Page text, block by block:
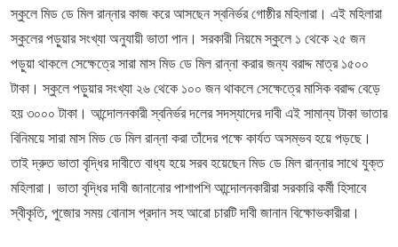
স্কুলে মিড ডে মিল রান্নার কাজ করে আসছেন স্বনির্ভর গোষ্ঠীর মহিলারা। এই মহিলারা
স্কুলের পড়ুয়ার সংখ্যা অনুযায়ী ভাতা পান। সরকারী নিয়মে স্কুলে ১ থেকে ২৫ জন
পড়ুয়া থাকলে সেক্ষেত্রে সারা মাস মিড ডে মিল রান্না করার জন্য বরাদ্দ মাত্র ১৫০০
টাকা। স্কুলে পড়ুয়ার সংখ্যা ২৬ থেকে ১০০ জন থাকলে সেক্ষেত্রে মাসিক বরাদ্দ বেড়ে
হয় ৩০০০ টাকা। আন্দোলনকারী স্বনির্ভর দলের সদস্যাদের দাবী এই সামান্য টাকা ভাতার
বিনিময়ে সারা মাস মিড ডে মিল রান্না করা তাঁদের পক্ষে কার্যত অসম্ভব হয়ে পড়ছে।
তাই দ্রুত ভাতা বৃদ্ধির দাবীতে বাধ্য হয়ে সরব হয়েছেন মিড ডে মিল রান্নার সাথে যুক্ত
মহিলারা। ভাতা বৃদ্ধির দাবী জানানোর পাশাপশি আন্দোলনকারীরা সরকারি কর্মী হিসাবে
স্বীকৃতি, পুজোর সময় বোনাস প্রদান সহ আরো চারটি দাবী জানান বিক্ষোভকারীরা।